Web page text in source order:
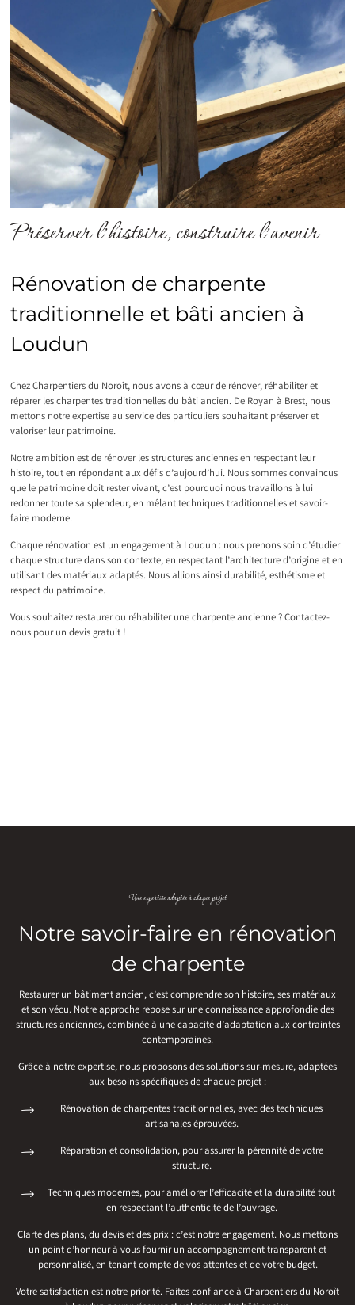
Préserver l’histoire, construire l’avenir
Rénovation de charpente
traditionnelle et bâti ancien à
Loudun
Chez Charpentiers du Noroît, nous avons à cœur de rénover, réhabiliter et
réparer les charpentes traditionnelles du bâti ancien. De Royan à Brest, nous
mettons notre expertise au service des particuliers souhaitant préserver et
valoriser leur patrimoine.
Notre ambition est de rénover les structures anciennes en respectant leur
histoire, tout en répondant aux défis d’aujourd’hui. Nous sommes convaincus
que le patrimoine doit rester vivant, c’est pourquoi nous travaillons à lui
redonner toute sa splendeur, en mêlant techniques traditionnelles et savoir-
faire moderne.
Chaque rénovation est un engagement à Loudun : nous prenons soin d’étudier
chaque structure dans son contexte, en respectant l’architecture d’origine et en
utilisant des matériaux adaptés. Nous allions ainsi durabilité, esthétisme et
respect du patrimoine.
Vous souhaitez restaurer ou réhabiliter une charpente ancienne ? Contactez-
nous pour un devis gratuit !
Une expertise adaptée à chaque projet
Notre savoir-faire en rénovation
de charpente
Restaurer un bâtiment ancien, c’est comprendre son histoire, ses matériaux
et son vécu. Notre approche repose sur une connaissance approfondie des
structures anciennes, combinée à une capacité d’adaptation aux contraintes
contemporaines.
Grâce à notre expertise, nous proposons des solutions sur-mesure, adaptées
aux besoins spécifiques de chaque projet :
Rénovation de charpentes traditionnelles, avec des techniques
artisanales éprouvées.
Réparation et consolidation, pour assurer la pérennité de votre
structure.
Techniques modernes, pour améliorer l’efficacité et la durabilité tout
en respectant l’authenticité de l’ouvrage.
Clarté des plans, du devis et des prix : c’est notre engagement. Nous mettons
un point d’honneur à vous fournir un accompagnement transparent et
personnalisé, en tenant compte de vos attentes et de votre budget.
Votre satisfaction est notre priorité. Faites confiance à Charpentiers du Noroît